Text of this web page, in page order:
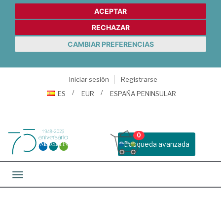
ACEPTAR
RECHAZAR
CAMBIAR PREFERENCIAS
Iniciar sesión
Registrarse
ES
EUR ESPAÑA PENINSULAR
Busqueda avanzada
0
Toggle navigation